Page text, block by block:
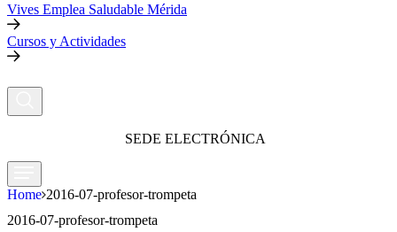
Vives Emplea Saludable Mérida
Cursos y Actividades
SEDE ELECTRÓNICA
Home 2016-07-profesor-trompeta
2016-07-profesor-trompeta